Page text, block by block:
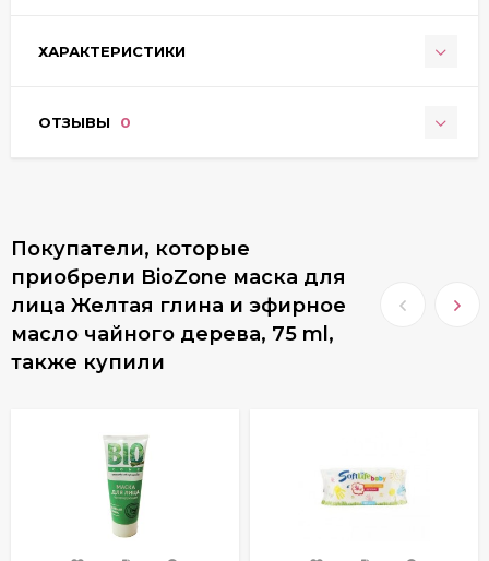
ХАРАКТЕРИСТИКИ
ОТЗЫВЫ 0
Покупатели, которые
приобрели BioZone маска для
лица Желтая глина и эфирное
масло чайного дерева, 75 ml,
также купили